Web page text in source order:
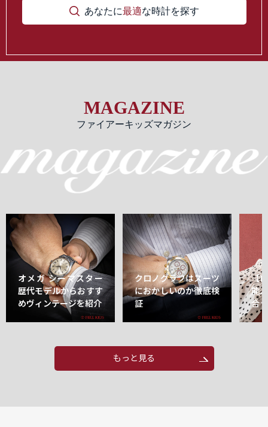
あなたに最適な時計を探す
MAGAZINE
ファイアーキッズマガジン
オメガ シーマスター
歴代モデルからおすす
めヴィンテージを紹介
クロノグラフはスーツ
におかしいのか徹底検
証
【
能
合
もっと見る